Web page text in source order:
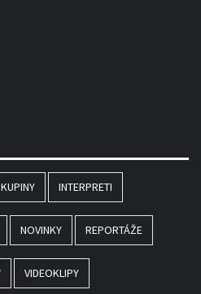
INTERPRETI
NOVINKY REPORTÁŽE
VIDEOKLIPY